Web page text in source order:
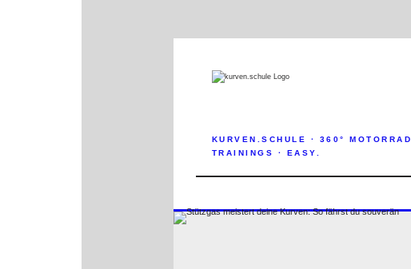
KURVEN.SCHULE · 360° MOTORRAD
TRAININGS · EASY.